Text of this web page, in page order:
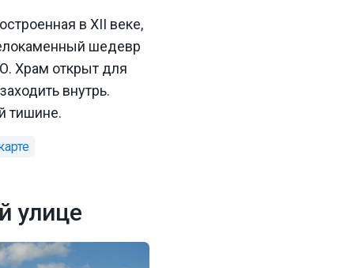
в XII веке,
шедевр
Храм открыт для
внутрь.
тишине.
улице